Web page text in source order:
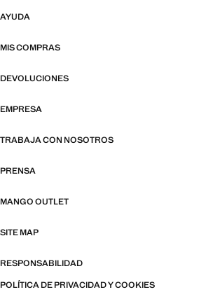
AYUDA
MIS COMPRAS
DEVOLUCIONES
EMPRESA
TRABAJA CON NOSOTROS
PRENSA
MANGO OUTLET
SITE MAP
RESPONSABILIDAD
POLÍTICA DE PRIVACIDAD Y COOKIES